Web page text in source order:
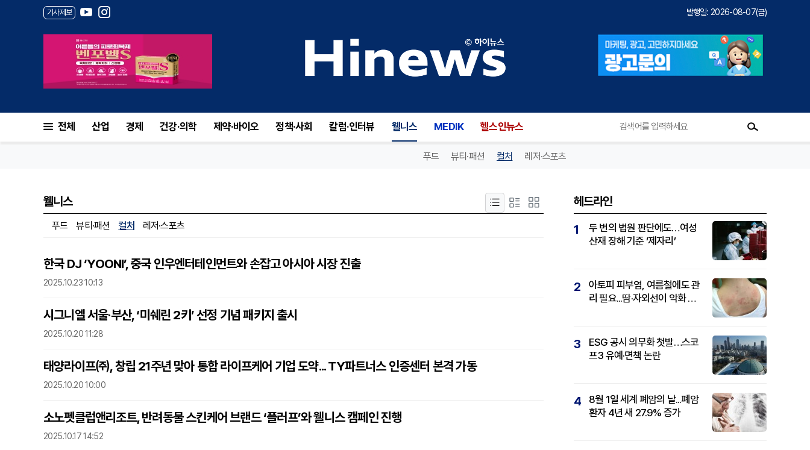
기사제보 발행일: 2026-08-07(금)
전체 산업 경제 건강·의학 제약·바이오 정책·사회 칼럼·인터뷰 웰니스 MEDIK 헬스인뉴스
푸드 뷰티·패션 컬처 레저·스포츠
웰니스
푸드 뷰티·패션 컬처 레저·스포츠
한국 DJ ‘YOONI’, 중국 인우엔터테인먼트와 손잡고 아시아 시장 진출
2025.10.23 10:13
시그니엘 서울·부산, ‘미쉐린 2키’ 선정 기념 패키지 출시
2025.10.20 11:28
태양라이프㈜, 창립 21주년 맞아 통합 라이프케어 기업 도약... TY파트너스 인증센터 본격 가동
2025.10.20 10:00
소노펫클럽앤리조트, 반려동물 스킨케어 브랜드 ‘플러프’와 웰니스 캠페인 진행
2025.10.17 14:52
헤드라인
1
두 번의 법원 판단에도…여성
산재 장해 기준 ‘제자리’
2
아토피 피부염, 여름철에도 관
리 필요...땀·자외선이 악화 요
3
ESG 공시 의무화 첫발…스코
프3 유예·면책 논란
4
8월 1일 세계 폐암의 날...폐암
환자 4년 새 27.9% 증가